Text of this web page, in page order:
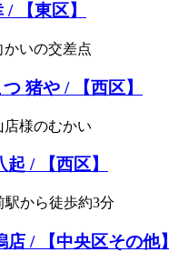
【東区】
かいの交差点
猪や / 【西区】
様のむかい
/ 【西区】
駅から徒歩約3分
/ 【中央区その他】